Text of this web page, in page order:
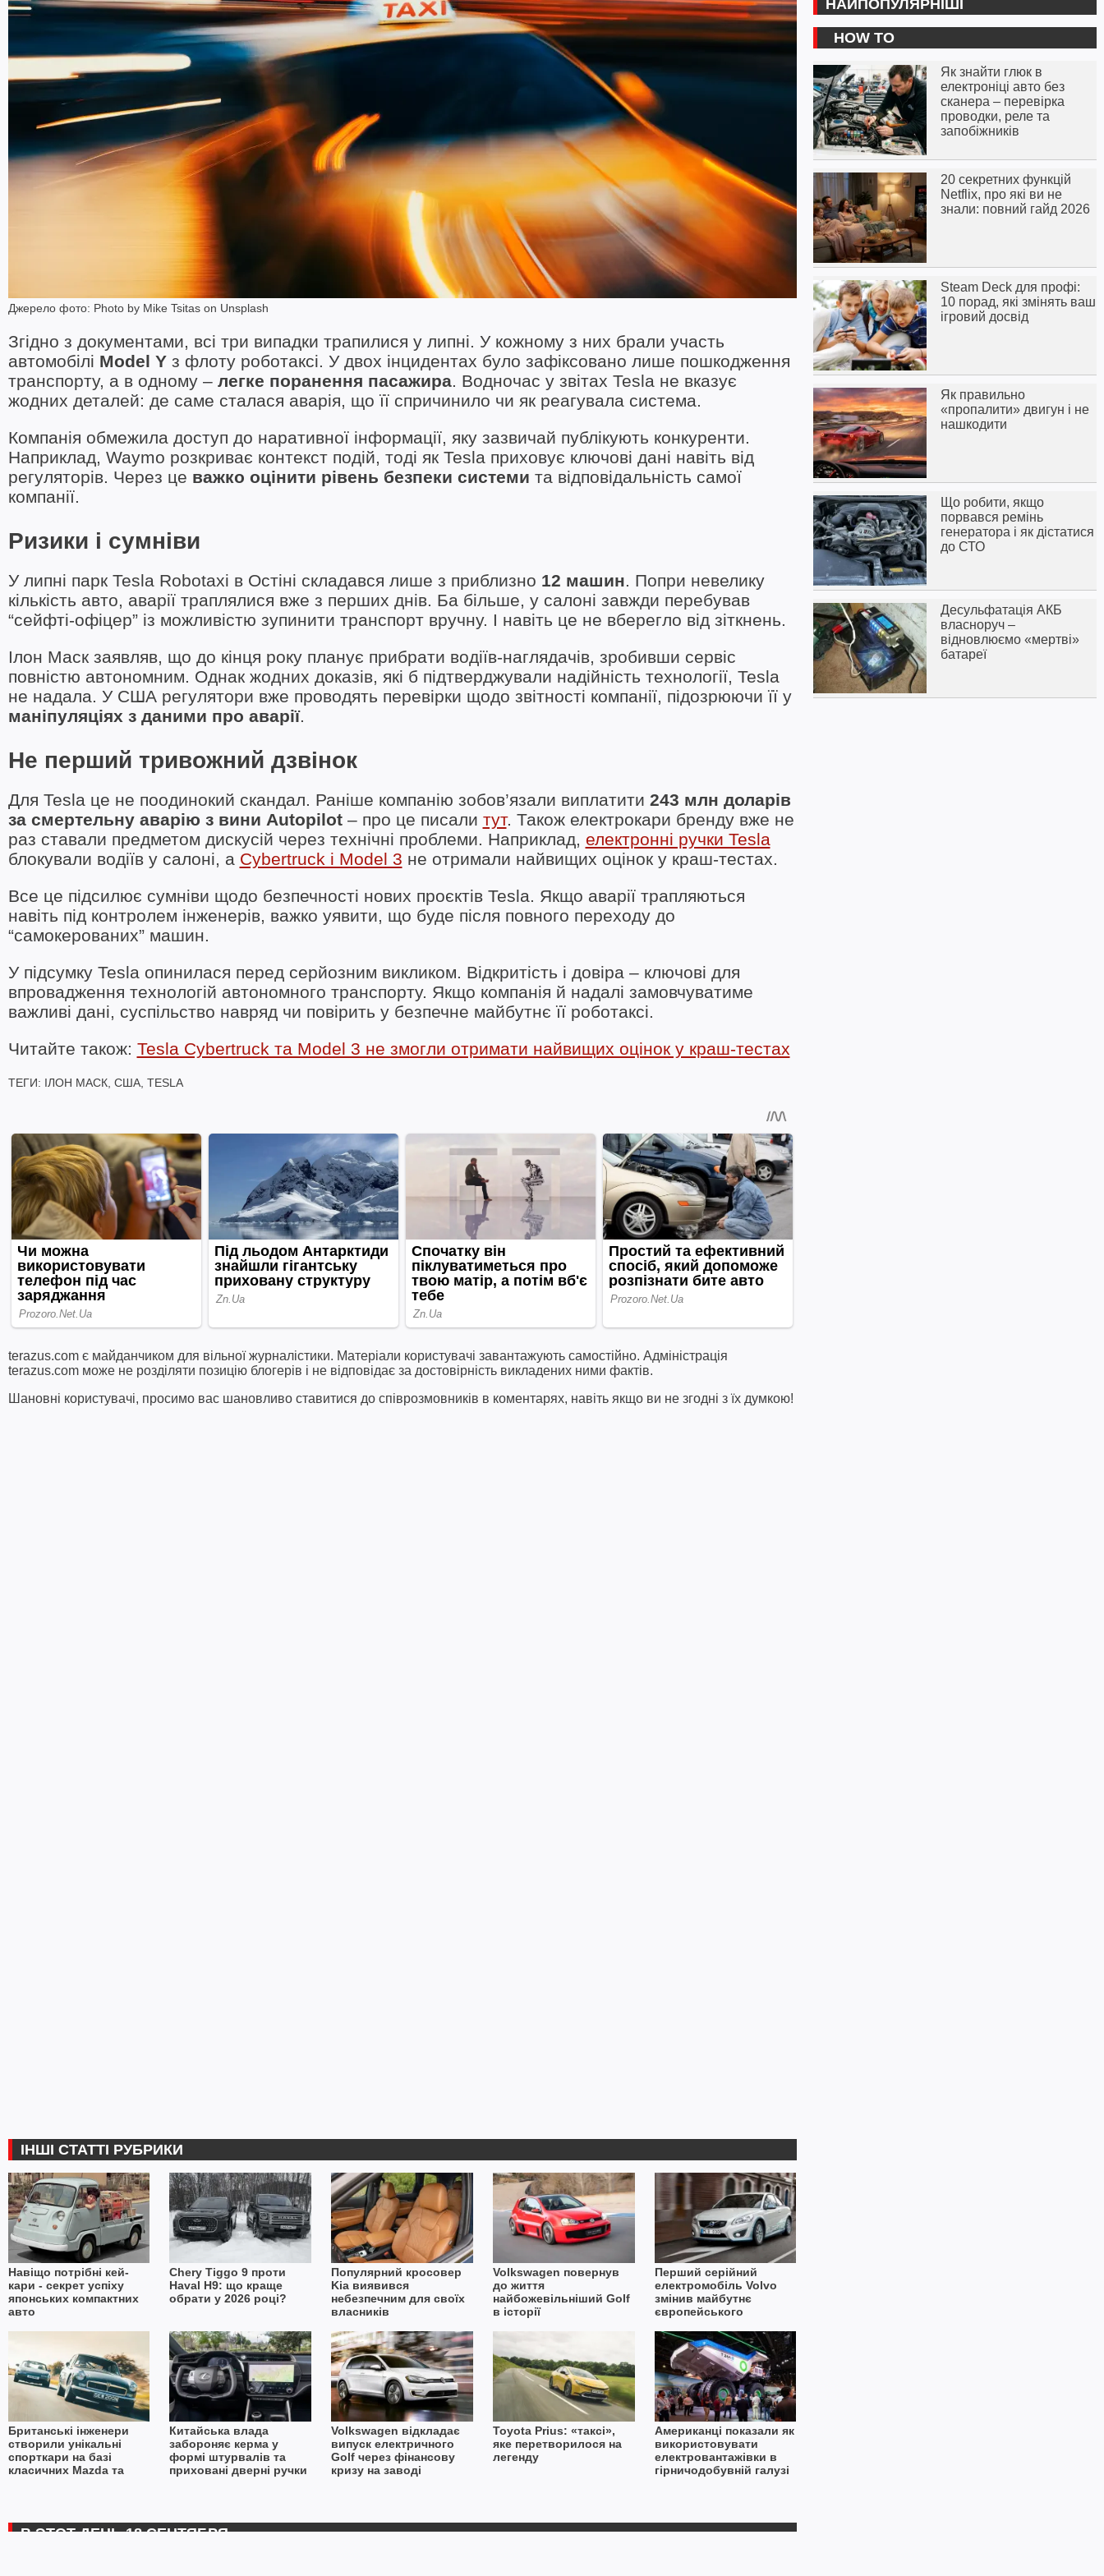
Джерело фото: Photo by Mike Tsitas on Unsplash
Згідно з документами, всі три випадки трапилися у липні. У кожному з них брали участь
автомобілі Model Yз флоту роботаксі. У двох інцидентах було зафіксовано лише пошкодження
транспорту, а в одному – легке поранення пасажира. Водночас у звітах Tesla не вказує
жодних деталей: де саме сталася аварія, що її спричинило чи як реагувала система.
Компанія обмежила доступ до наративної інформації, яку зазвичай публікують конкуренти.
Наприклад, Waymo розкриває контекст подій, тоді як Tesla приховує ключові дані навіть від
регуляторів. Через це важко оцінити рівень безпеки системи та відповідальність самої
компанії.
Ризики і сумніви
У липні парк Tesla Robotaxi в Остіні складався лише з приблизно 12 машин. Попри невелику
кількість авто, аварії траплялися вже з перших днів. Ба більше, у салоні завжди перебував
“сейфті-офіцер” із можливістю зупинити транспорт вручну. І навіть це не вберегло від зіткнень.
Ілон Маск заявляв, що до кінця року планує прибрати водіїв-наглядачів, зробивши сервіс
повністю автономним. Однак жодних доказів, які б підтверджували надійність технології, Tesla
не надала. У США регулятори вже проводять перевірки щодо звітності компанії, підозрюючи її у
маніпуляціях з даними про аварії.
Не перший тривожний дзвінок
Для Tesla це не поодинокий скандал. Раніше компанію зобов’язали виплатити 243 млн доларів
за смертельну аварію з вини Autopilot– про це писали тут. Також електрокари бренду вже не
раз ставали предметом дискусій через технічні проблеми. Наприклад, електронні ручки Tesla
блокували водіїв у салоні, а Cybertruck і Model 3 не отримали найвищих оцінок у краш-тестах.
Все це підсилює сумніви щодо безпечності нових проєктів Tesla. Якщо аварії трапляються
навіть під контролем інженерів, важко уявити, що буде після повного переходу до
“самокерованих” машин.
У підсумку Tesla опинилася перед серйозним викликом. Відкритість і довіра – ключові для
впровадження технологій автономного транспорту. Якщо компанія й надалі замовчуватиме
важливі дані, суспільство навряд чи повірить у безпечне майбутнє її роботаксі.
Читайте також: Tesla Cybertruck та Model 3 не змогли отримати найвищих оцінок у краш-тестах
ТЕГИ: ІЛОН МАСК, США, TESLA
terazus.com є майданчиком для вільної журналістики. Матеріали користувачі завантажують самостійно. Адміністрація
terazus.com може не розділяти позицію блогерів і не відповідає за достовірність викладених ними фактів.
Шановні користувачі, просимо вас шановливо ставитися до співрозмовників в коментарях, навіть якщо ви не згодні з їх думкою!
ІНШІ СТАТТІ РУБРИКИ
Навіщо потрібні кей-
кари - секрет успіху
японських компактних
авто
Chery Tiggo 9 проти
Haval H9: що краще
обрати у 2026 році?
Популярний кросовер
Kia виявився
небезпечним для своїх
власників
Volkswagen повернув
до життя
найбожевільніший Golf
в історії
Перший серійний
електромобіль Volvo
змінив майбутнє
європейського
Британські інженери
створили унікальні
спорткари на базі
класичних Mazda та
Китайська влада
забороняє керма у
формі штурвалів та
приховані дверні ручки
Volkswagen відкладає
випуск електричного
Golf через фінансову
кризу на заводі
Toyota Prius: «таксі»,
яке перетворилося на
легенду
Американці показали як
використовувати
електровантажівки в
гірничодобувній галузі
В ЭТОТ ДЕНЬ 18 СЕНТЯБРЯ
НАЙПОПУЛЯРНІШІ
HOW TO
Як знайти глюк в
електроніці авто без
сканера – перевірка
проводки, реле та
запобіжників
20 секретних функцій
Netflix, про які ви не
знали: повний гайд 2026
Steam Deck для профі:
10 порад, які змінять ваш
ігровий досвід
Як правильно
«пропалити» двигун і не
нашкодити
Що робити, якщо
порвався ремінь
генератора і як дістатися
до СТО
Десульфатація АКБ
власноруч –
відновлюємо «мертві»
батареї